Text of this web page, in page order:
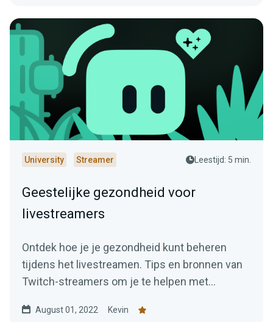
University Streamer Leestijd: 5 min.
Geestelijke gezondheid voor
livestreamers
Ontdek hoe je je gezondheid kunt beheren
tijdens het livestreamen. Tips en bronnen van
Twitch-streamers om je te helpen met
August 01, 2022 Kevin